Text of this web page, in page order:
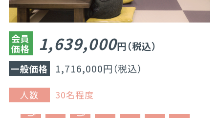
会員
価格
1,639,000円（税込）
一般価格 1,716,000円（税込）
人数 30名程度